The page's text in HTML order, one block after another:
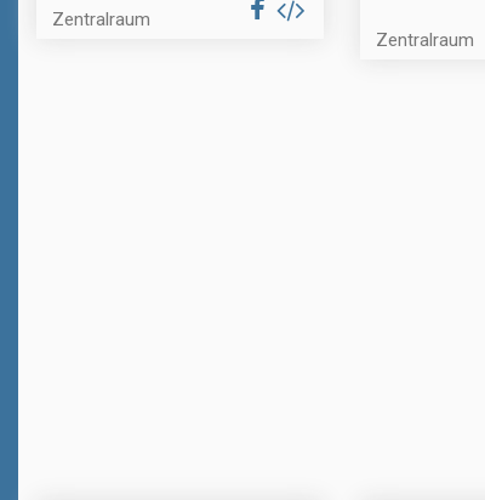
Zentralraum
Zentralraum